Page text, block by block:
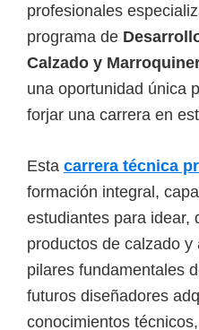
o
s
v
i
r
u
a
l
e
s
,
t
profesionales
programa de
Calzado y
una oportunidad única
forjar una carrera en
Esta carrera técnica
formación integral,
estudiantes para idear,
productos de calzado
pilares fundamentales
futuros diseñadores
conocimientos